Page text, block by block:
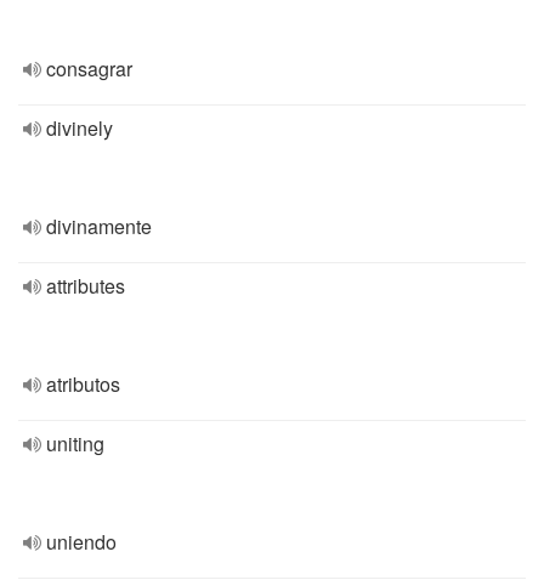
consagrar
divinely
divinamente
attributes
atributos
uniting
uniendo